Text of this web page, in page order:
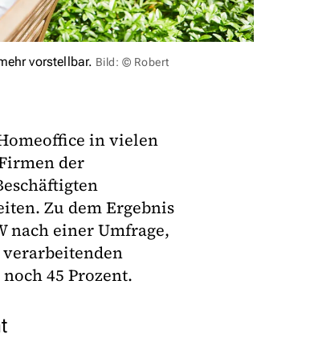
vorstellbar. Bild: © Robert
in vielen
der
Zu dem Ergebnis
nach einer Umfrage,
45 Prozent.